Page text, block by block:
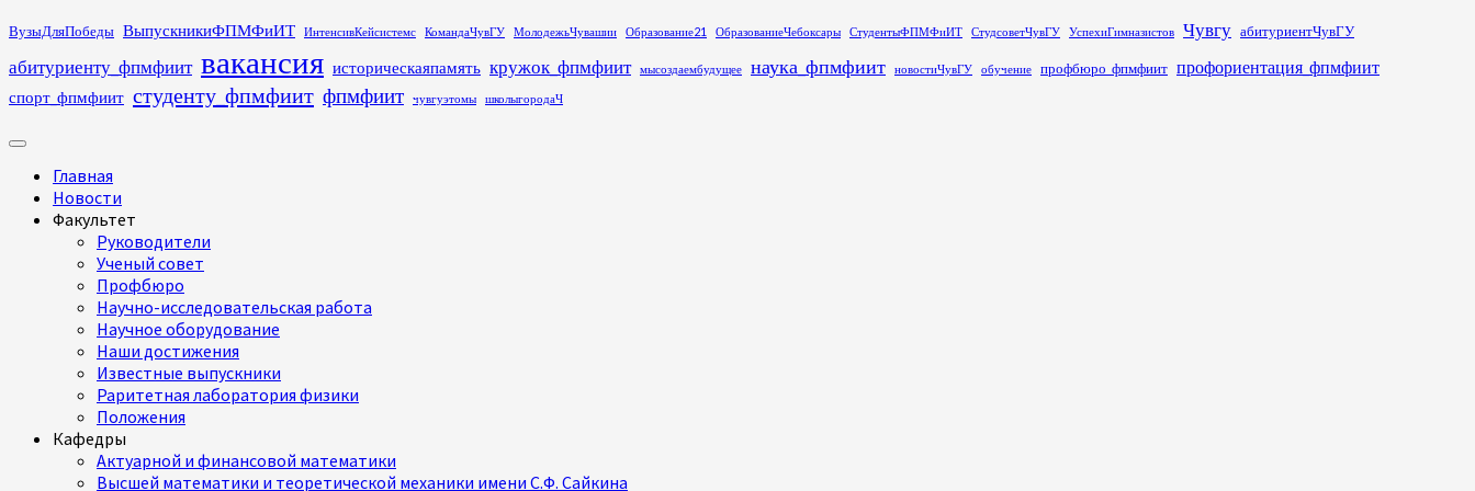
Перейти
содержимому
ВузыДляПобеды ВыпускникиФПМФиИТ ИнтенсивКейсистемс КомандаЧувГУ МолодежьЧувашии Образование21 ОбразованиеЧебоксары СтудентыФПМФиИТ СтудсоветЧувГУ УспехиГимназистов Чувгу абитуриентЧувГУ
абитуриенту_фпмфиит вакансия историческаяпамять кружок_фпмфиит мысоздаембудущее наука_фпмфиит новостиЧувГУ обучение профбюро_фпмфиит профориентация_фпмфиит
спорт_фпмфиит студенту_фпмфиит фпмфиит чувгуэтомы школыгородаЧ
Основное
Главная
Новости
Факультет
Руководители
Ученый совет
Профбюро
Научно-исследовательская работа
Научное оборудование
Наши достижения
Известные выпускники
Раритетная лаборатория физики
Положения
Кафедры
Актуарной и финансовой математики
Высшей математики и теоретической механики имени С.Ф. Сайкина